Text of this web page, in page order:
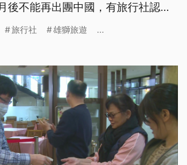
後不能再出團中國，有旅行社認為
旅行社 雄獅旅遊 ...